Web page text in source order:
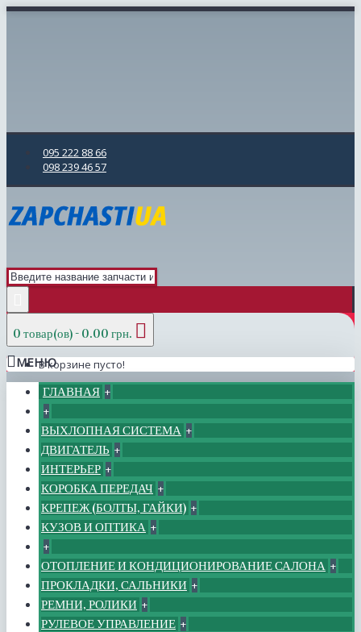
095 222 88 66
098 239 46 57
0 товар(ов) - 0.00 грн.
В корзине пусто!
МЕНЮ
ГЛАВНАЯ +
+
ВЫХЛОПНАЯ СИСТЕМА +
ДВИГАТЕЛЬ +
ИНТЕРЬЕР +
КОРОБКА ПЕРЕДАЧ +
КРЕПЕЖ (БОЛТЫ, ГАЙКИ) +
КУЗОВ И ОПТИКА +
+
ОТОПЛЕНИЕ И КОНДИЦИОНИРОВАНИЕ САЛОНА +
ПРОКЛАДКИ, САЛЬНИКИ +
РЕМНИ, РОЛИКИ +
РУЛЕВОЕ УПРАВЛЕНИЕ +